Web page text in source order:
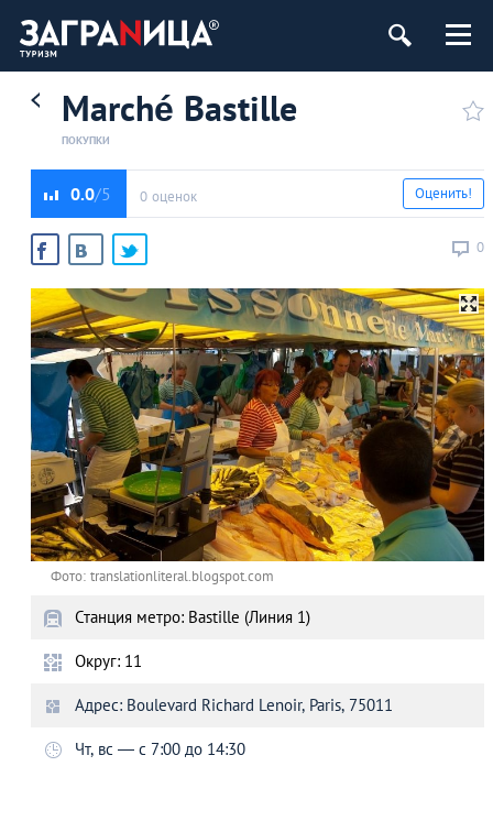
Marché Bastille
ПОКУПКИ
0.0 0 оценок
0
Оценить!
Фото: translationliteral.blogspot.com
Станция метро: Bastille (Линия 1)
Округ: 11
Адрес: Boulevard Richard Lenoir, Paris, 75011
Чт, вс ― с 7:00 до 14:30